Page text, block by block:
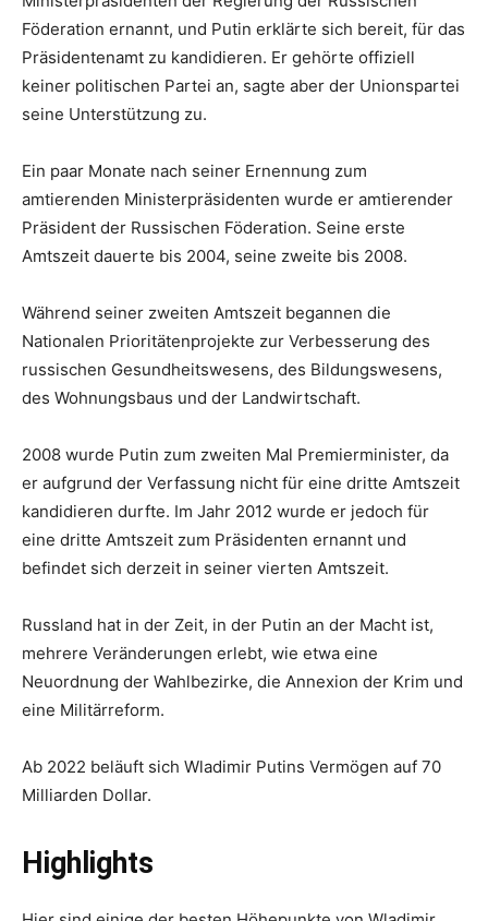
Föderation ernannt, und Putin erklärte sich bereit, für das
Präsidentenamt zu kandidieren. Er gehörte offiziell
keiner politischen Partei an, sagte aber der Unionspartei
seine Unterstützung zu.
Ein paar Monate nach seiner Ernennung zum
amtierenden Ministerpräsidenten wurde er amtierender
Präsident der Russischen Föderation. Seine erste
Amtszeit dauerte bis 2004, seine zweite bis 2008.
Während seiner zweiten Amtszeit begannen die
Nationalen Prioritätenprojekte zur Verbesserung des
russischen Gesundheitswesens, des Bildungswesens,
des Wohnungsbaus und der Landwirtschaft.
2008 wurde Putin zum zweiten Mal Premierminister, da
er aufgrund der Verfassung nicht für eine dritte Amtszeit
kandidieren durfte. Im Jahr 2012 wurde er jedoch für
eine dritte Amtszeit zum Präsidenten ernannt und
befindet sich derzeit in seiner vierten Amtszeit.
Russland hat in der Zeit, in der Putin an der Macht ist,
mehrere Veränderungen erlebt, wie etwa eine
Neuordnung der Wahlbezirke, die Annexion der Krim und
eine Militärreform.
Ab 2022 beläuft sich Wladimir Putins Vermögen auf 70
Milliarden Dollar.
Highlights